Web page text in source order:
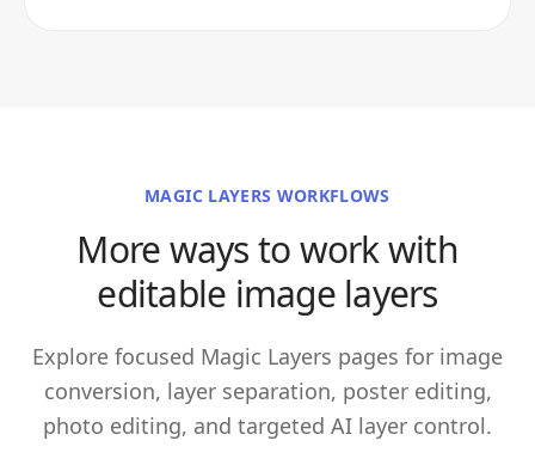
MAGIC LAYERS WORKFLOWS
More ways to work with
editable image layers
Explore focused Magic Layers pages for image
conversion, layer separation, poster editing,
photo editing, and targeted AI layer control.